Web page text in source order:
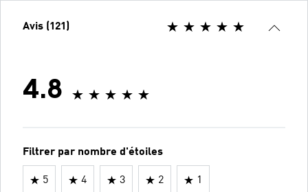
Avis (121)
4.8
Filtrer par nombre d'étoiles
5 4 3 2 1